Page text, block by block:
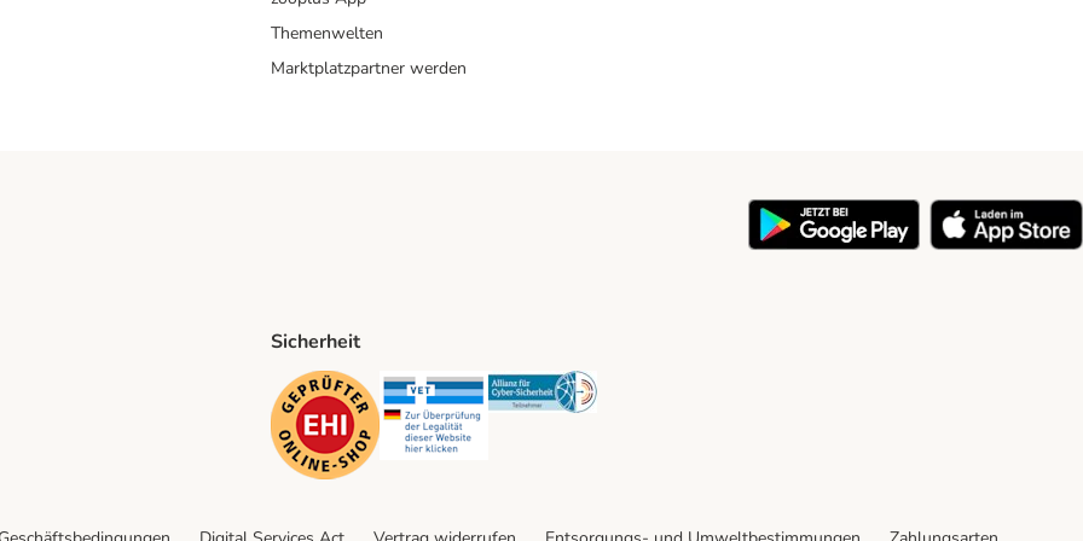
Themenwelten
Marktplatzpartner werden
Method
Sicherheit
Security Security Security